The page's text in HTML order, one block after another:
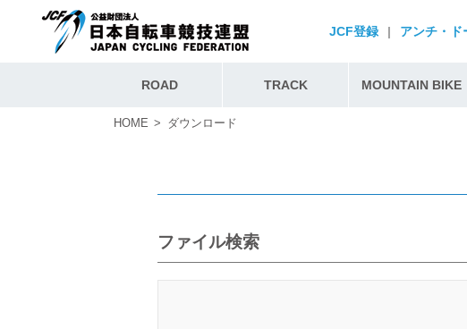
JCF登録 | アンチ・ド
ROAD TRACK MOUNTAIN BIKE
HOME ダウンロード
ファイル検索